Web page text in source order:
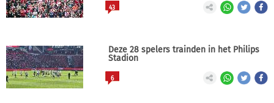
43
Deze 28 spelers trainden in het Philips
Stadion
6